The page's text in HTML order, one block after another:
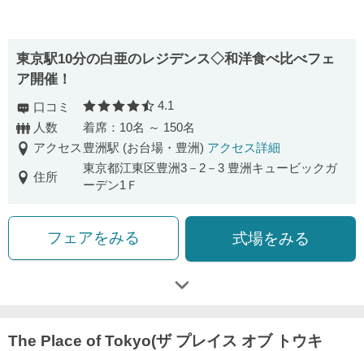
東京駅10分の白亜のレジデンス◇和洋食べ比べフェ
ア開催！
口コミ 口コミ評価
4.1
人数
着席：10名 ～ 150名
アクセス 豊洲駅 (お台場・豊洲) アクセス詳細
住所
東京都江東区豊洲3－2－3 豊洲キュービックガ
ーデン1Ｆ
フェアをみる 式場をみる
The Place of Tokyo(ザ プレイス オブ トウキ